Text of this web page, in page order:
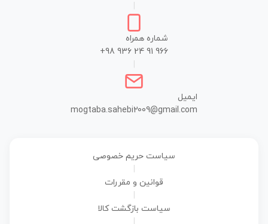
شماره همراه
+98 936 24 91 966
ایمیل
mogtaba.sahebi2009@gmail.com
سیاست حریم خصوصی
قوانین و مقررات
سیاست بازگشت کالا